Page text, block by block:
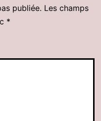
publiée. Les champs
*